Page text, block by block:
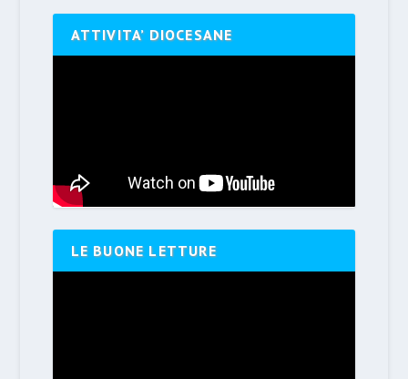
ATTIVITA’ DIOCESANE
LE BUONE LETTURE